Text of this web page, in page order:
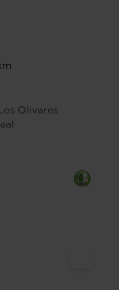
Olivares